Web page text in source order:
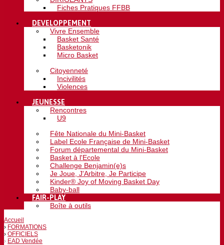
Fiches Pratiques FFBB
DEVELOPPEMENT
Vivre Ensemble
Basket Santé
Basketonik
Micro Basket
Citoyenneté
Incivilités
Violences
JEUNESSE
Rencontres
U9
Fête Nationale du Mini-Basket
Label Ecole Française de Mini-Basket
Forum départemental du Mini-Basket
Basket à l'Ecole
Challenge Benjamin(e)s
Je Joue, J'Arbitre, Je Participe
Kinder® Joy of Moving Basket Day
Baby-ball
FAIR-PLAY
Boîte à outils
Accueil
FORMATIONS
OFFICIELS
EAD Vendée